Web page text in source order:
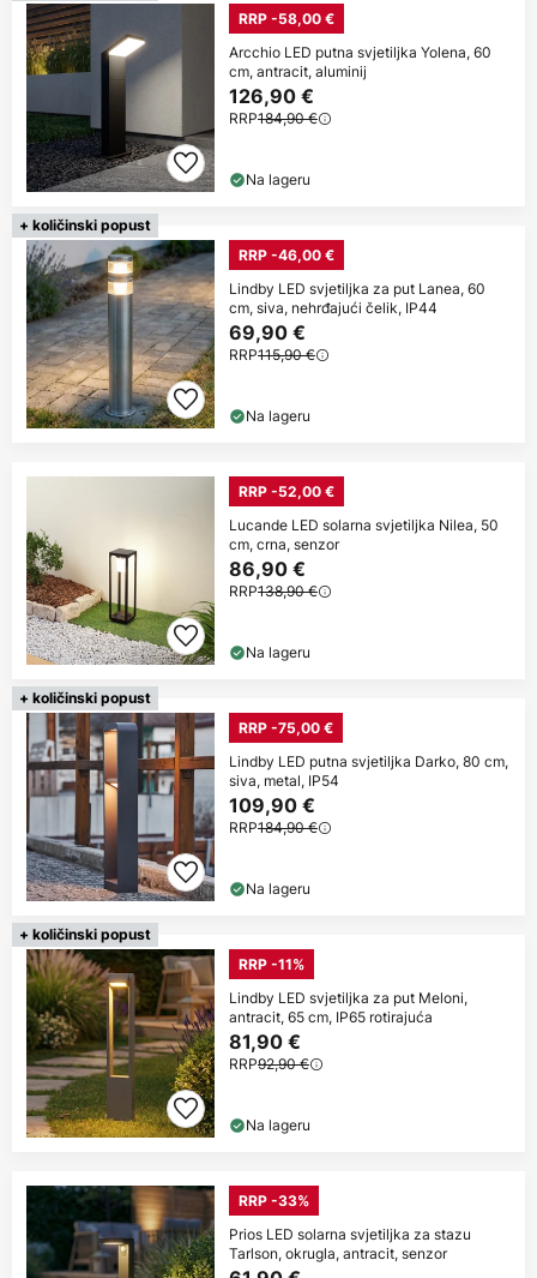
RRP -58,00 €
Arcchio LED putna svjetiljka Yolena, 60
cm, antracit, aluminij
126,90 €
RRP184,90 €
Na lageru
+ količinski popust
RRP -46,00 €
Lindby LED svjetiljka za put Lanea, 60
cm, siva, nehrđajući čelik, IP44
69,90 €
RRP115,90 €
Na lageru
RRP -52,00 €
Lucande LED solarna svjetiljka Nilea, 50
cm, crna, senzor
86,90 €
RRP138,90 €
Na lageru
+ količinski popust
RRP -75,00 €
Lindby LED putna svjetiljka Darko, 80 cm,
siva, metal, IP54
109,90 €
RRP184,90 €
Na lageru
+ količinski popust
RRP -11%
Lindby LED svjetiljka za put Meloni,
antracit, 65 cm, IP65 rotirajuća
81,90 €
RRP92,90 €
Na lageru
RRP -33%
Prios LED solarna svjetiljka za stazu
Tarlson, okrugla, antracit, senzor